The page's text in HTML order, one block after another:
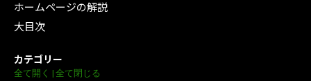
ホームページの解説
大目次
カテゴリー
全て開く | 全て閉じる